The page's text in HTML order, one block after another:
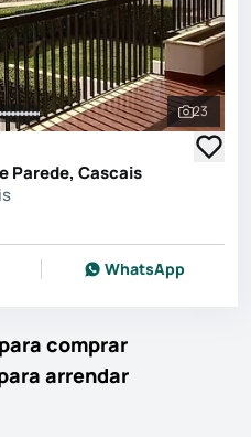
Ver
23
Parede, Cascais
WhatsApp
comprar
arrendar